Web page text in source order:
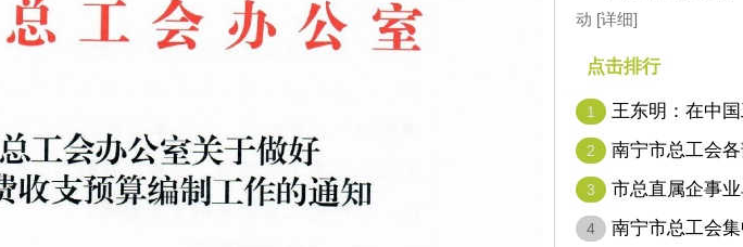
动 [详细]
点击排行
1
王东明：在中
代表…
2 南宁市总工会
3 市总直属企事
4 南宁市总工会